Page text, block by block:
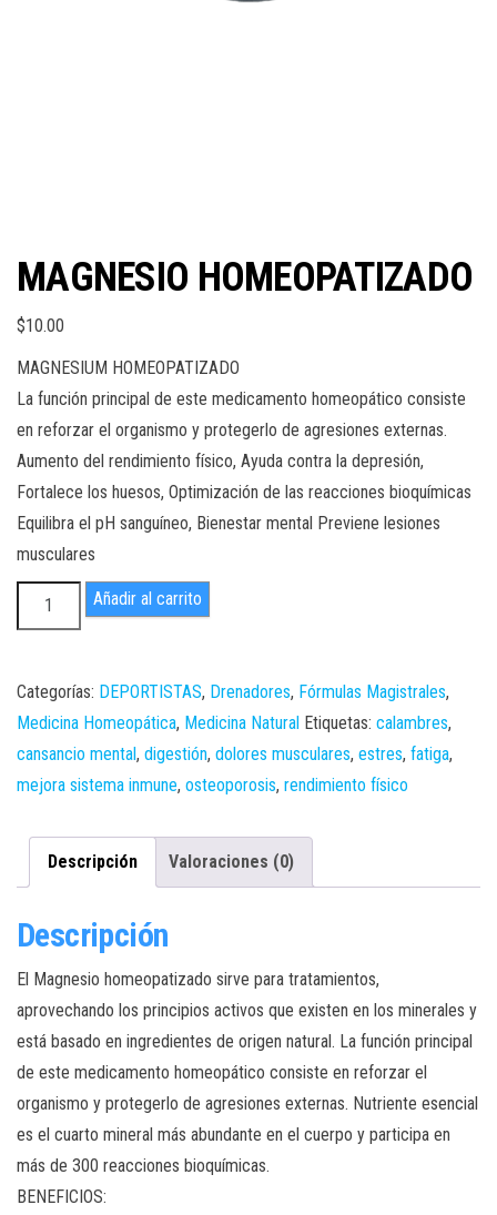
MAGNESIO HOMEOPATIZADO
$10.00
MAGNESIUM HOMEOPATIZADO
La función principal de este medicamento homeopático consiste
en reforzar el organismo y protegerlo de agresiones externas.
Aumento del rendimiento físico, Ayuda contra la depresión,
Fortalece los huesos, Optimización de las reacciones bioquímicas
Equilibra el pH sanguíneo, Bienestar mental Previene lesiones
musculares
MAGNESIO
HOMEOPATIZADO
Añadir al carrito
Categorías: DEPORTISTAS, Drenadores, Fórmulas Magistrales,
Medicina Homeopática, Medicina Natural Etiquetas: calambres,
cansancio mental, digestión, dolores musculares, estres, fatiga,
mejora sistema inmune, osteoporosis, rendimiento físico
Descripción Valoraciones (0)
Descripción
El Magnesio homeopatizado sirve para tratamientos,
aprovechando los principios activos que existen en los minerales y
está basado en ingredientes de origen natural. La función principal
de este medicamento homeopático consiste en reforzar el
organismo y protegerlo de agresiones externas. Nutriente esencial
es el cuarto mineral más abundante en el cuerpo y participa en
más de 300 reacciones bioquímicas.
BENEFICIOS: